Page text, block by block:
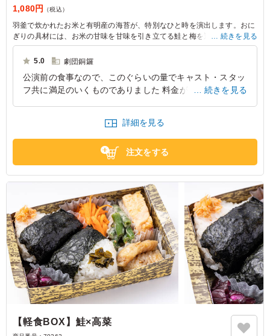
1,080円 （税込）
羽釜で炊かれたお米と有明産の海苔が、特別なひと時を演出します。おに
ぎりの具材には、お米の甘味を甘味を引き立てる鮭と梅を選びました。ま
た、脇を添える玉子焼きや鶏の照り焼きはすべて手作りです。朝食にぴっ
たりな愛情こもったお弁当を是非、お楽しみください。
続きを見る
5.0 劇団銅鑼
公演前の食事なので、このぐらいの量でキャスト・スタッ
フ共に満足のいくものでありました 料金がちょっと高い
と・・・そこがマイナス点
埼玉県富士見市鶴馬
続きを見る
詳細を見る
注文をする
【軽食BOX】鮭×高菜